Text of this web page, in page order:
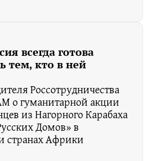
всегда готова
тем, кто в ней
Россотрудничества
о гуманитарной акции
из Нагорного Карабаха
Домов» в
странах Африки